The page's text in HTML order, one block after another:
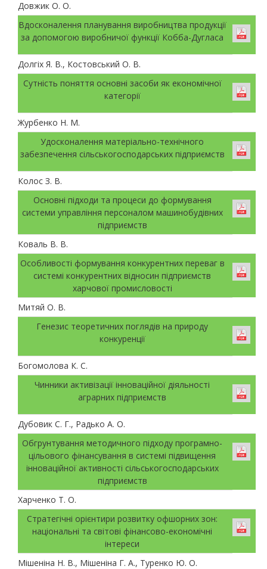
Довжик О. О.
Вдосконалення планування виробництва продукції
за допомогою виробничої функції Кобба-Дугласа
Долгіх Я. В., Костовський О. В.
Сутність поняття основні засоби як економічної
категорії
Журбенко Н. М.
Удосконалення матеріально-технічного
забезпечення сільськогосподарських підприємств
Колос З. В.
Основні підходи та процеси до формування
системи управління персоналом машинобудівних
підприємств
Коваль В. В.
Особливості формування конкурентних переваг в
системі конкурентних відносин підприємств
харчової промисловості
Митяй О. В.
Генезис теоретичних поглядів на природу
конкуренції
Богомолова К. С.
Чинники активізації інноваційної діяльності
аграрних підприємств
Дубовик С. Г., Радько А. О.
Обгрунтування методичного підходу програмно-
цільового фінансування в системі підвищення
інноваційної активності сільськогосподарських
підприємств
Харченко Т. О.
Стратегічні орієнтири розвитку офшорних зон:
національні та світові фінансово-економічні
інтереси
Мішеніна Н. В., Мішеніна Г. А., Туренко Ю. О.